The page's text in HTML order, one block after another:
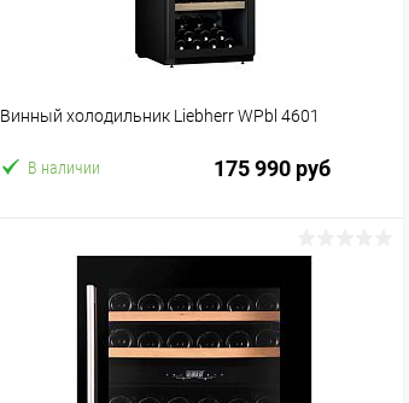
Винный холодильник Liebherr WPbl 4601
В наличии 175 990 руб
Купить в 1 клик Сравнение